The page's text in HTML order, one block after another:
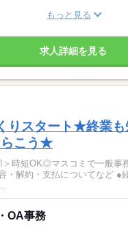
もっと見る
求人詳細を見る
りスタート★終業
らこう★
＞時短OK◎マスコミで一般事
・解約・支払についてなど ●
OA事務